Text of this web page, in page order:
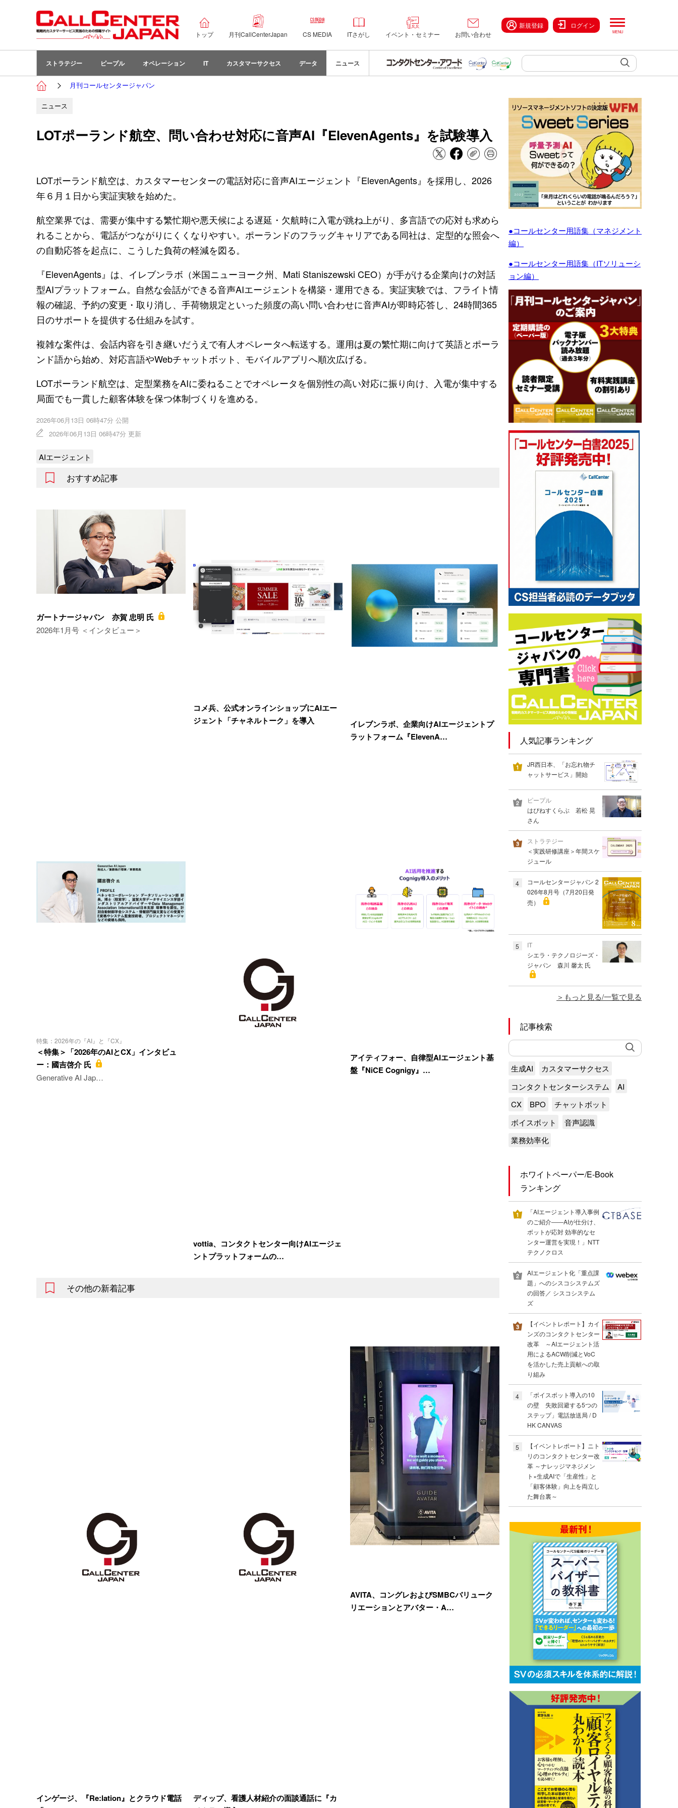
トップ 月刊CallCenterJapan CS MEDIA ITさがし イベント・セミナー お問い合わせ
新規登録 ログイン
ストラテジー ピープル オペレーション IT カスタマーサクセス データ ニュース
月刊コールセンタージャパン
ニュース
LOTポーランド航空、問い合わせ対応に音声AI『ElevenAgents』を試験導入
LOTポーランド航空は、カスタマーセンターの電話対応に音声AIエージェント『ElevenAgents』を採用し、2026
年６月１日から実証実験を始めた。
航空業界では、需要が集中する繁忙期や悪天候による遅延・欠航時に入電が跳ね上がり、多言語での応対も求めら
れることから、電話がつながりにくくなりやすい。ポーランドのフラッグキャリアである同社は、定型的な照会へ
の自動応答を起点に、こうした負荷の軽減を図る。
『ElevenAgents』は、イレブンラボ（米国ニューヨーク州、Mati Staniszewski CEO）が手がける企業向けの対話
型AIプラットフォーム。自然な会話ができる音声AIエージェントを構築・運用できる。実証実験では、フライト情
報の確認、予約の変更・取り消し、手荷物規定といった頻度の高い問い合わせに音声AIが即時応答し、24時間365
日のサポートを提供する仕組みを試す。
複雑な案件は、会話内容を引き継いだうえで有人オペレータへ転送する。運用は夏の繁忙期に向けて英語とポーラ
ンド語から始め、対応言語やWebチャットボット、モバイルアプリへ順次広げる。
LOTポーランド航空は、定型業務をAIに委ねることでオペレータを個別性の高い対応に振り向け、入電が集中する
局面でも一貫した顧客体験を保つ体制づくりを進める。
2026年06月13日 06時47分 公開
2026年06月13日 06時47分 更新
AIエージェント
おすすめ記事
ガートナージャパン 亦賀 忠明 氏
2026年1月号 ＜インタビュー＞
コメ兵、公式オンラインショップにAIエー
ジェント「チャネルトーク」を導入
イレブンラボ、企業向けAIエージェントプ
ラットフォーム『ElevenA…
特集：2026年の『AI』と『CX』
＜特集＞「2026年のAIとCX」インタビュ
ー：國吉啓介 氏
Generative AI Jap…
vottia、コンタクトセンター向けAIエージェ
ントプラットフォームの…
アイティフォー、自律型AIエージェント基
盤『NiCE Cognigy』…
その他の新着記事
インゲージ、『Re:lation』とクラウド電話
ディップ、看護人材紹介の面談通話に『カ
AVITA、コングレおよびSMBCバリューク
リエーションとアバター・A…
●コールセンター用語集（マネジメント
編）
●コールセンター用語集（ITソリューシ
ョン編）
人気記事ランキング
JR西日本、「お忘れ物チ
ャットサービス」開始
ピープル
はぴねすくらぶ 若松 晃
さん
ストラテジー
＜実践研修講座＞年間スケ
ジュール
4
コールセンタージャパン 2
026年8月号（7月20日発
売）
5
IT
シエラ・テクノロジーズ・
ジャパン 森川 馨太 氏
もっと見る/一覧で見る
記事検索
生成AI
カスタマーサクセス
コンタクトセンターシステム
AI
CX
BPO
チャットボット
ボイスボット
音声認識
業務効率化
ホワイトペーパー/E-Book
ランキング
「AIエージェント導入事例
のご紹介――AIが仕分け、
ボットが応対 効率的なセ
ンター運営を実現！」NTT
テクノクロス
AIエージェント化「重点課
題」へのシスコシステムズ
の回答／ シスコシステム
ズ
【イベントレポート】カイ
ンズのコンタクトセンター
改革 ～AIエージェント活
用によるACW削減とVoC
を活かした売上貢献への取
り組み
4
「ボイスボット導入の10
の壁 失敗回避する5つの
ステップ」電話放送局 / D
HK CANVAS
5
【イベントレポート】ニト
リのコンタクトセンター改
革 ～ナレッジマネジメン
ト×生成AIで「生産性」と
「顧客体験」向上を両立し
た舞台裏～